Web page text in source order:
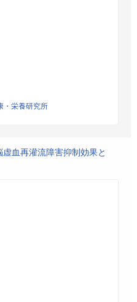
・栄養研究所
血再灌流障害抑制効果と